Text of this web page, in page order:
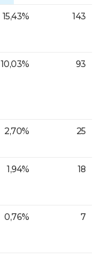
15,43% 143
10,03% 93
2,70% 25
1,94% 18
0,76% 7